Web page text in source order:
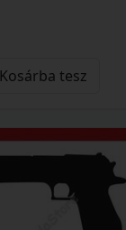
Kosárba tesz